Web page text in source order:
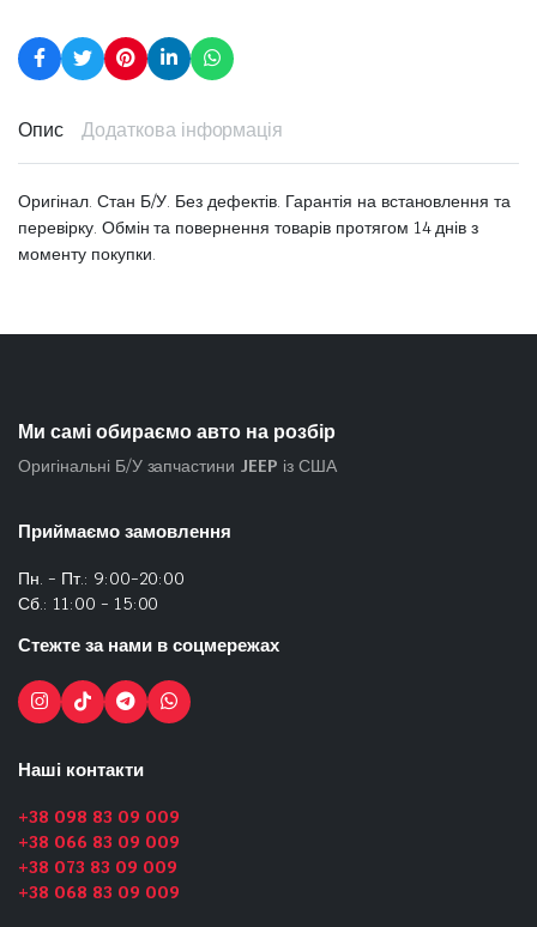
Опис Додаткова інформація
Оригінал. Стан Б/У. Без дефектів. Гарантія на встановлення та
перевірку. Обмін та повернення товарів протягом 14 днів з
моменту покупки.
Ми самі обираємо авто на розбір
Оригінальні Б/У запчастини JEEP із США
Приймаємо замовлення
Пн. - Пт.: 9:00-20:00
Сб.: 11:00 - 15:00
Стежте за нами в соцмережах
Наші контакти
+38 098 83 09 009
+38 066 83 09 009
+38 073 83 09 009
+38 068 83 09 009